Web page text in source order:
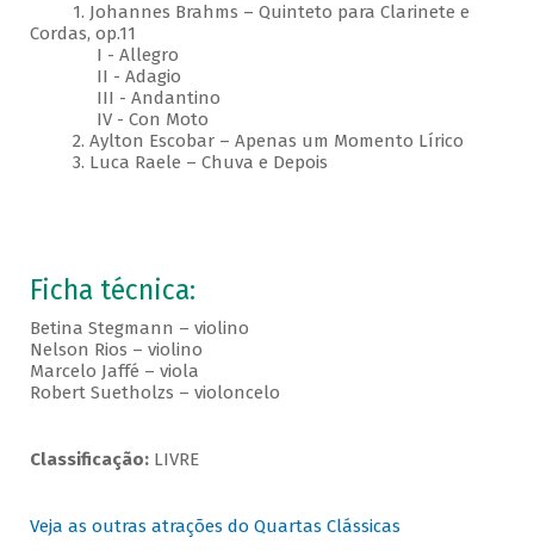
1. Johannes Brahms – Quinteto para Clarinete e
Cordas, op.11
I - Allegro
II - Adagio
III - Andantino
IV - Con Moto
2. Aylton Escobar – Apenas um Momento Lírico
3. Luca Raele – Chuva e Depois
Ficha técnica:
Betina Stegmann – violino
Nelson Rios – violino
Marcelo Jaffé – viola
Robert Suetholzs – violoncelo
Classificação:LIVRE
Veja as outras atrações do Quartas Clássicas